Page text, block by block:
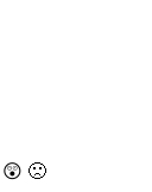
😲 🙁